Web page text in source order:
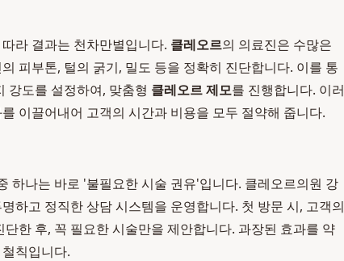
라 결과는 천차만별입니다. 클레오르의 의료진은 수많은
피부톤, 털의 굵기, 밀도 등을 정확히 진단합니다. 이를 통
강도를 설정하여, 맞춤형 클레오르 제모를 진행합니다. 이러
이끌어내어 고객의 시간과 비용을 모두 절약해 줍니다.
하나는 바로 '불필요한 시술 권유'입니다. 클레오르의원 강
하고 정직한 상담 시스템을 운영합니다. 첫 방문 시, 고객의
한 후, 꼭 필요한 시술만을 제안합니다. 과장된 효과를 약
칙입니다.